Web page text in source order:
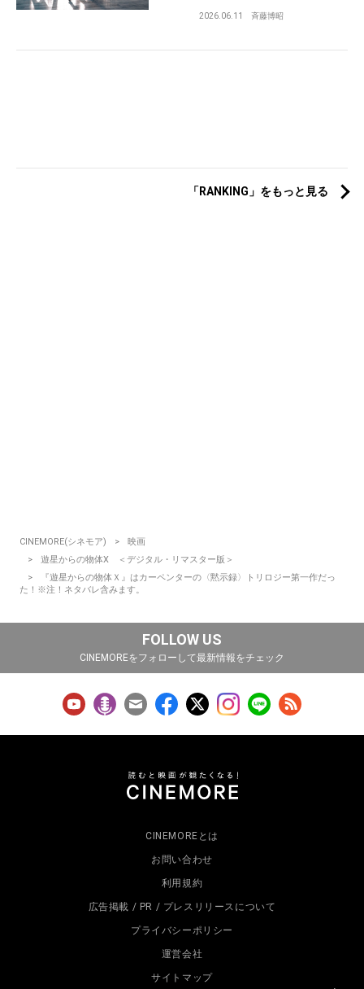
2026.06.11 斉藤博昭
「RANKING」をもっと見る
CINEMORE(シネモア)
映画
遊星からの物体X ＜デジタル・リマスター版＞
『遊星からの物体Ｘ』はカーペンターの〈黙示録〉トリロジー第一作だっ
た！※注！ネタバレ含みます。
FOLLOW US
CINEMOREをフォローして最新情報をチェック
CINEMOREとは
お問い合わせ
利用規約
広告掲載 / PR / プレスリリースについて
プライバシーポリシー
運営会社
サイトマップ